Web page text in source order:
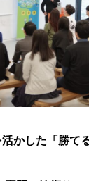
活かした「勝て